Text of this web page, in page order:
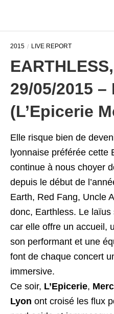
2015 LIVE REPORT
29/05/2015 –
(L’Epicerie
Elle risque bien de
lyonnaise préférée cette
continue à nous choyer
depuis le début de
Earth, Red Fang, Uncle
donc, Earthless. Le
car elle offre un accueil,
son performant et une
font de chaque concert
immersive.
Ce soir, L’Epicerie,
Lyon ont croisé les flux